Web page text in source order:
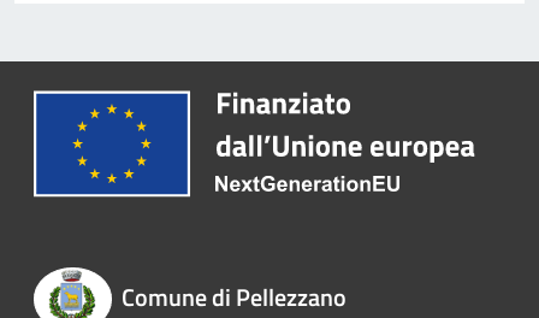
Comune di Pellezzano